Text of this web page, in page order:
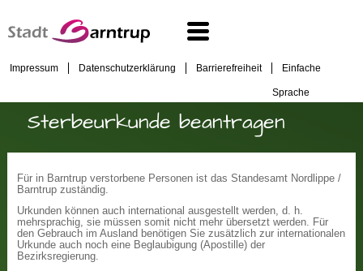
Impressum Datenschutzerklärung Barrierefreiheit Einfache
Sprache
Sterbeurkunde beantragen
Für in Barntrup verstorbene Personen ist das Standesamt Nordlippe /
Barntrup zuständig.
Urkunden können auch international ausgestellt werden, d. h.
mehrsprachig, sie müssen somit nicht mehr übersetzt werden. Für
den Gebrauch im Ausland benötigen Sie zusätzlich zur internationalen
Urkunde auch noch eine Beglaubigung (Apostille) der
Bezirksregierung.